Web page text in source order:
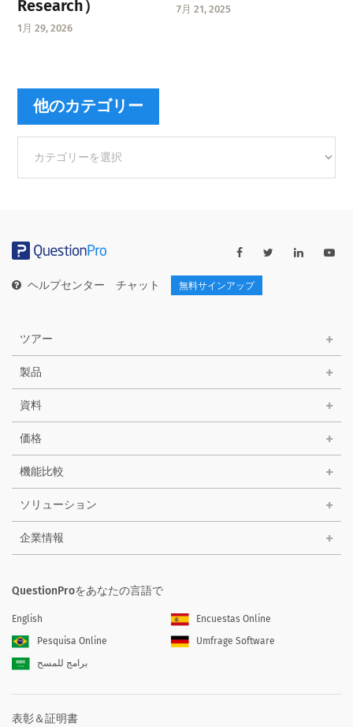
Research）
1月 29, 2026
7月 21, 2025
他のカテゴリー
カ
ー
ヘルプセンター チャット 無料サインアップ
ツアー
製品
資料
価格
機能比較
ソリューション
企業情報
QuestionProをあなたの言語で
English
Encuestas Online
Pesquisa Online
Umfrage Software
برامج للمسح
表彰＆証明書